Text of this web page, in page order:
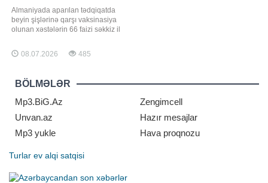
Almaniyada aparılan tədqiqatda
beyin şişlərinə qarşı vaksinasiya
olunan xəstələrin 66 faizi səkkiz il
məqsədi şişin təkrar yaranmasının
qarşısını almaqdır. Beyin şişlərinin
əməliyyatla tam götürülməsi çox
nadir hallarda mümkün olur.
08.07.2026 485
BÖLMƏLƏR
Mp3.BiG.Az
Zengimcell
Unvan.az
Hazır mesajlar
Mp3 yukle
Hava proqnozu
Turlar ev alqi satqisi